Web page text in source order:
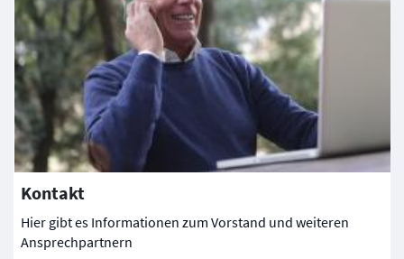
Kontakt
Hier gibt es Informationen zum Vorstand und weiteren
Ansprechpartnern